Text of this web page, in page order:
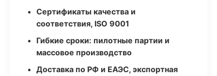
Сертификаты качества и
соответствия, ISO 9001
Гибкие сроки: пилотные партии и
массовое производство
Доставка по РФ и ЕАЭС, экспортная